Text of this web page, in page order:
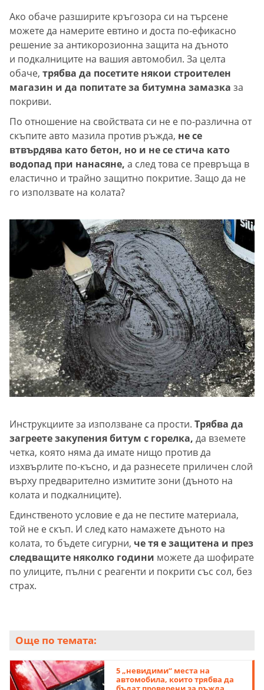
Ако обаче разширите кръгозора си на търсене
можете да намерите евтино и доста по-ефикасно
решение за антикорозионна защита на дъното
и подкалниците на вашия автомобил. За целта
обаче, трябва да посетите някои строителен
магазин и да попитате за битумна замазка за
покриви.
По отношение на свойствата си не е по-различна от
скъпите авто мазила против ръжда, не се
втвърдява като бетон, но и не се стича като
водопад при нанасяне, а след това се превръща в
еластично и трайно защитно покритие. Защо да не
го използвате на колата?
Инструкциите за използване са прости. Трябва да
загреете закупения битум с горелка, да вземете
четка, която няма да имате нищо против да
изхвърлите по-късно, и да разнесете приличен слой
върху предварително измитите зони (дъното на
колата и подкалниците).
Единственото условие е да не пестите материала,
той не е скъп. И след като намажете дъното на
колата, то бъдете сигурни, че тя е защитена и през
следващите няколко години можете да шофирате
по улиците, пълни с реагенти и покрити със сол, без
страх.
Още по темата:
5 „невидими“ места на
автомобила, които трябва да